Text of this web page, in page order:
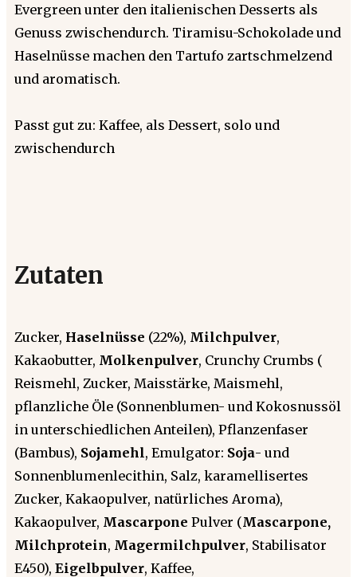
Evergreen unter den italienischen Desserts als
Genuss zwischendurch. Tiramisu-Schokolade und
Haselnüsse machen den Tartufo zartschmelzend
und aromatisch.
Passt gut zu: Kaffee, als Dessert, solo und
zwischendurch
Zutaten
Zucker, Haselnüsse (22%), Milchpulver,
Kakaobutter, Molkenpulver, Crunchy Crumbs (
Reismehl, Zucker, Maisstärke, Maismehl,
pflanzliche Öle (Sonnenblumen- und Kokosnussöl
in unterschiedlichen Anteilen), Pflanzenfaser
(Bambus), Sojamehl, Emulgator: Soja- und
Sonnenblumenlecithin, Salz, karamellisertes
Zucker, Kakaopulver, natürliches Aroma),
Kakaopulver, Mascarpone Pulver (Mascarpone,
Milchprotein, Magermilchpulver, Stabilisator
E450), Eigelbpulver, Kaffee,